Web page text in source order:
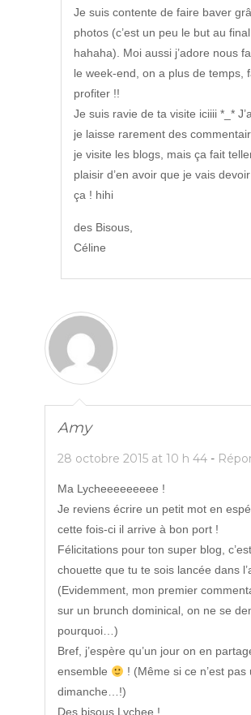
Je suis contente de faire baver
photos (c’est un peu le but au
hahaha). Moi aussi j’adore nous
le week-end, on a plus de temps,
profiter !!
Je suis ravie de ta visite iciiii *_*
je laisse rarement des
je visite les blogs, mais ça fait
plaisir d’en avoir que je vais
ça ! hihi
des Bisous,
Céline
Amy
28 octobre 2015 at 10 h 44 -
Ma Lycheeeeeeeee !
Je reviens écrire un petit mot en
cette fois-ci il arrive à bon port !
Félicitations pour ton super blog,
chouette que tu te sois lancée dans
(Evidemment, mon premier
sur un brunch dominical, on ne se
pourquoi…)
Bref, j’espère qu’un jour on en
ensemble
! (Même si ce n’est pas
dimanche…!)
Des bisous Lychee !